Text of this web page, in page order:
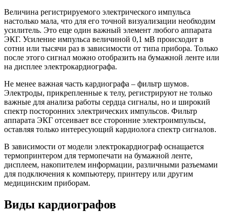
Величина регистрируемого электрического импульса
настолько мала, что для его точной визуализации необходим
усилитель. Это еще один важный элемент любого аппарата
ЭКГ. Усиление импульса величиной 0,1 мВ происходит в
сотни или тысячи раз в зависимости от типа прибора. Только
после этого сигнал можно отобразить на бумажной ленте или
на дисплее электрокардиографа.
Не менее важная часть кардиографа – фильтр шумов.
Электроды, прикрепленные к телу, регистрируют не только
важные для анализа работы сердца сигналы, но и широкий
спектр посторонних электрических импульсов. Фильтр
аппарата ЭКГ отсеивает все сторонние электроимпульсы,
оставляя только интересующий кардиолога спектр сигналов.
В зависимости от модели электрокардиограф оснащается
термопринтером для термопечати на бумажной ленте,
дисплеем, накопителем информации, различными разъемами
для подключения к компьютеру, принтеру или другим
медицинским приборам.
Виды кардиографов